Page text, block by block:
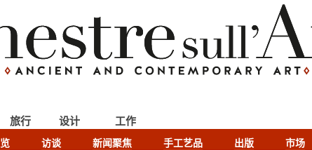
访谈 新闻聚焦 手工艺品 出版 市场
旅行 设计 工作